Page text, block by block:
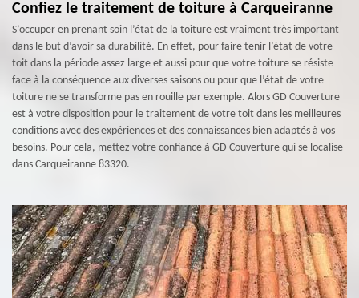
Confiez le traitement de toiture à Carqueiranne
S’occuper en prenant soin l’état de la toiture est vraiment très important
dans le but d’avoir sa durabilité. En effet, pour faire tenir l’état de votre
toit dans la période assez large et aussi pour que votre toiture se résiste
face à la conséquence aux diverses saisons ou pour que l’état de votre
toiture ne se transforme pas en rouille par exemple. Alors GD Couverture
est à votre disposition pour le traitement de votre toit dans les meilleures
conditions avec des expériences et des connaissances bien adaptés à vos
besoins. Pour cela, mettez votre confiance à GD Couverture qui se localise
dans Carqueiranne 83320.